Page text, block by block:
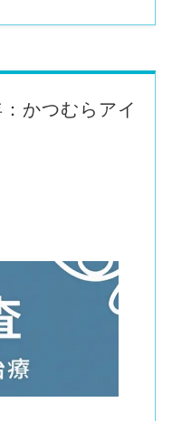
かつむらアイ